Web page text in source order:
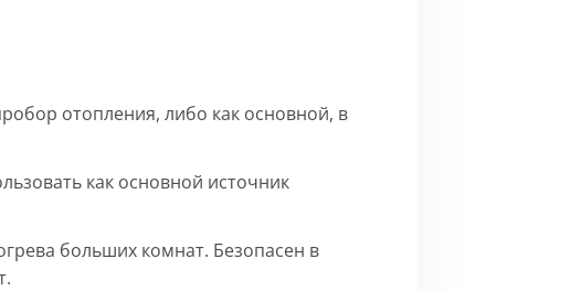
отопления, либо как основной, в
как основной источник
больших комнат. Безопасен в